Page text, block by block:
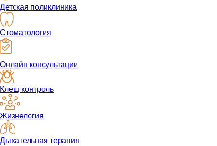
Детская поликлиника
Стоматология
Онлайн консультации
Клещ контроль
Жизнелогия
Дыхательная терапия